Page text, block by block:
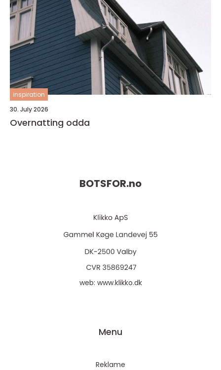
inspiration
30. July 2026
Overnatting odda
BOTSFOR.no
web: www.klikko.dk
Menu
Reklame